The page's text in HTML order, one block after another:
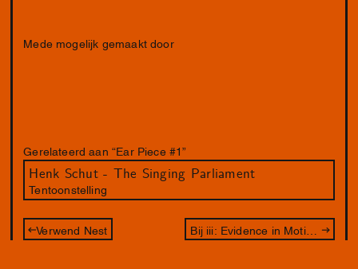
Mede mogelijk gemaakt door
Gerelateerd aan “Ear Piece #1”
Henk Schut - The Singing Parliament
Tentoonstelling
Verwend Nest Bij iii: Evidence in Motion - Tune In